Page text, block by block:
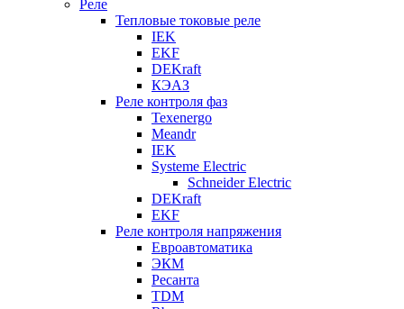
Реле
Тепловые токовые реле
IEK
EKF
DEKraft
КЭАЗ
Реле контроля фаз
Texenergo
Meandr
IEK
Systeme Electric
Schneider Electric
DEKraft
EKF
Реле контроля напряжения
Евроавтоматика
ЭКМ
Ресанта
TDM